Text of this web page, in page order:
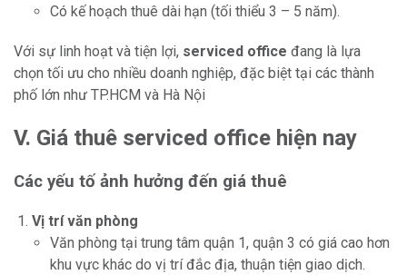
Có kế hoạch thuê dài hạn (tối thiểu 3 – 5 năm).
Với sự linh hoạt và tiện lợi, serviced office đang là lựa
chọn tối ưu cho nhiều doanh nghiệp, đặc biệt tại các thành
phố lớn như TP.HCM và Hà Nội
V. Giá thuê serviced office hiện nay
Các yếu tố ảnh hưởng đến giá thuê
Vị trí văn phòng
Văn phòng tại trung tâm quận 1, quận 3 có giá cao hơn
khu vực khác do vị trí đắc địa, thuận tiện giao dịch.